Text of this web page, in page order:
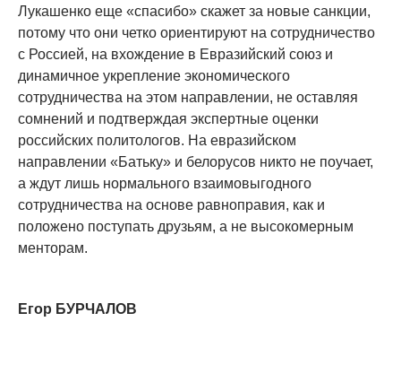
Лукашенко еще «спасибо» скажет за новые санкции,
потому что они четко ориентируют на сотрудничество
с Россией, на вхождение в Евразийский союз и
динамичное укрепление экономического
сотрудничества на этом направлении, не оставляя
сомнений и подтверждая экспертные оценки
российских политологов. На евразийском
направлении «Батьку» и белорусов никто не поучает,
а ждут лишь нормального взаимовыгодного
сотрудничества на основе равноправия, как и
положено поступать друзьям, а не высокомерным
менторам.
Егор БУРЧАЛОВ